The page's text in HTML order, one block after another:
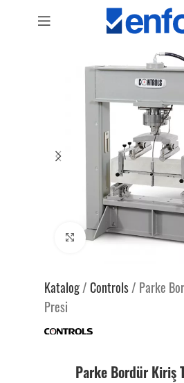
Genişlet
Katalog/Controls/ Parke
Presi
Parke Bordür Kiriş